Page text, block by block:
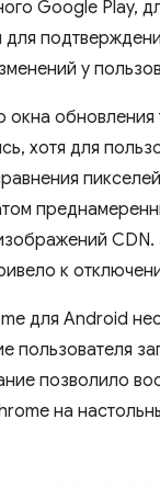
Google Play,
для
у
обновления
хотя для
к
для Android
пользователя
позволило
на